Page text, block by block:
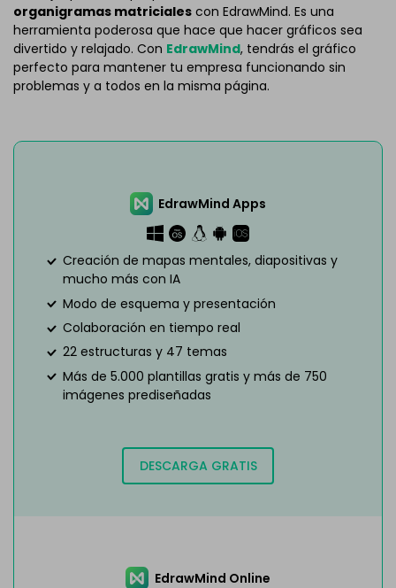
organigramas matriciales con EdrawMind. Es una
herramienta poderosa que hace que hacer gráficos sea
divertido y relajado. Con EdrawMind, tendrás el gráfico
perfecto para mantener tu empresa funcionando sin
problemas y a todos en la misma página.
EdrawMind Apps
Creación de mapas mentales, diapositivas y
mucho más con IA
Modo de esquema y presentación
Colaboración en tiempo real
22 estructuras y 47 temas
Más de 5.000 plantillas gratis y más de 750
imágenes prediseñadas
DESCARGA GRATIS
EdrawMind Online